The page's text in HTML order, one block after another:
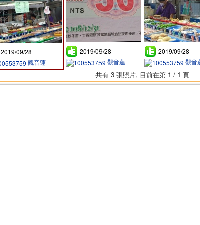
2019/09/28
觀音蓮
2019/09/28
觀音蓮
2019/09/28
觀音
共有 3 張照片, 目前在第 1 / 1 頁